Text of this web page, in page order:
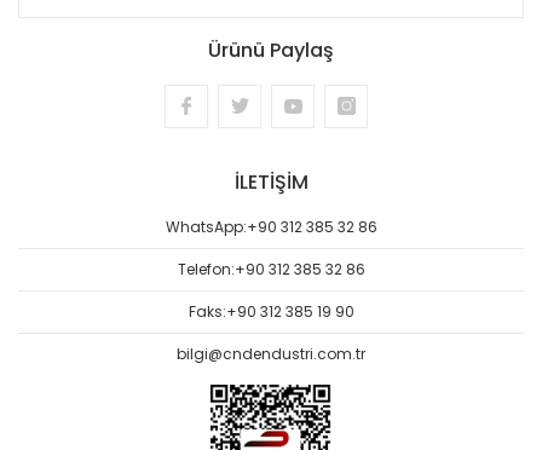
Ürünü Paylaş
İLETİŞİM
WhatsApp:+90 312 385 32 86
Telefon:+90 312 385 32 86
Faks:+90 312 385 19 90
bilgi@cndendustri.com.tr